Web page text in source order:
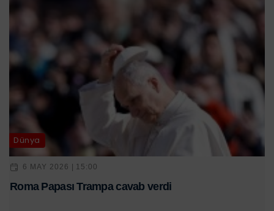
Dünya
6 MAY 2026 | 15:00
Roma Papası Trampa cavab verdi